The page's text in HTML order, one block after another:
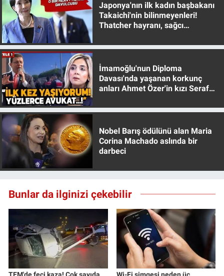
Japonya'nın ilk kadın başbakanı
Takaichi'nin bilinmeyenleri!
Thatcher hayranı, sağcı
İmamoğlu'nun Diploma
Davası'nda yaşanan korkunç
anları Ahmet Özer'in kızı Seraf
Nobel Barış ödülünü alan Maria
Corina Machado aslında bir
darbeci
Bunlar da ilginizi çekebilir
Türkiye'nin Gündemi
Yerel Gündem
Yerel Yaşam
Canlı Yayın